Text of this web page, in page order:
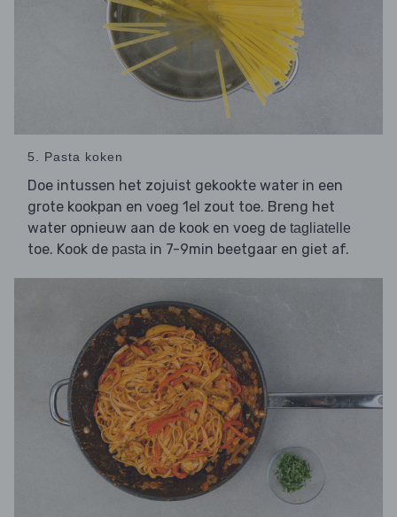
5. Pasta koken
Doe intussen het zojuist gekookte water in een
grote kookpan en voeg 1el zout toe. Breng het
water opnieuw aan de kook en voeg de tagliatelle
toe. Kook de pasta in 7-9min beetgaar en giet af.